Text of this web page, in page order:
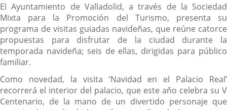
El Ayuntamiento de Valladolid, a través de la Sociedad
Mixta para la Promoción del Turismo, presenta su
programa de visitas guiadas navideñas, que reúne catorce
propuestas para disfrutar de la ciudad durante la
temporada navideña; seis de ellas, dirigidas para público
familiar.
Como novedad, la visita ‘Navidad en el Palacio Real’
recorrerá el interior del palacio, que este año celebra su V
Centenario, de la mano de un divertido personaje que